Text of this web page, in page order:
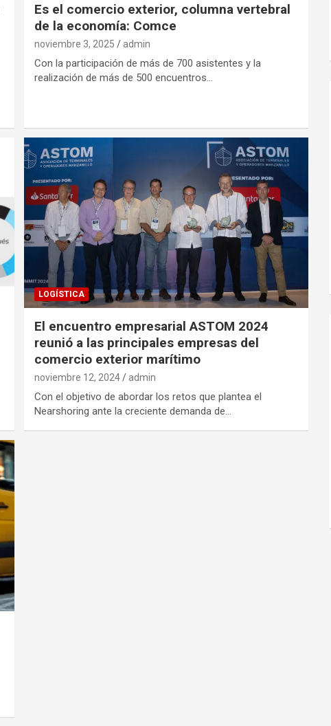
Es el comercio exterior, columna vertebral
de la economía: Comce
noviembre 3, 2025 admin
Con la participación de más de 700 asistentes y la
realización de más de 500 encuentros…
LOGÍSTICA
El encuentro empresarial ASTOM 2024
reunió a las principales empresas del
comercio exterior marítimo
noviembre 12, 2024 admin
Con el objetivo de abordar los retos que plantea el
Nearshoring ante la creciente demanda de…